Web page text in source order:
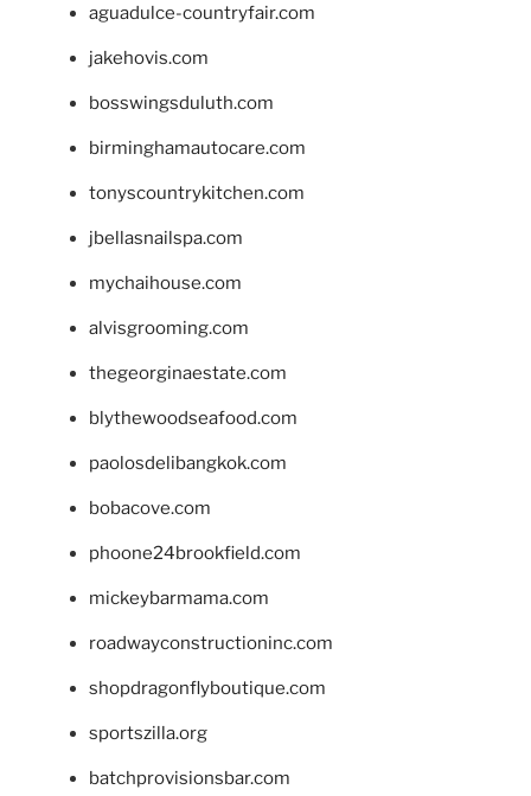
aguadulce-countryfair.com
jakehovis.com
bosswingsduluth.com
birminghamautocare.com
tonyscountrykitchen.com
jbellasnailspa.com
mychaihouse.com
alvisgrooming.com
thegeorginaestate.com
blythewoodseafood.com
paolosdelibangkok.com
bobacove.com
phoone24brookfield.com
mickeybarmama.com
roadwayconstructioninc.com
shopdragonflyboutique.com
sportszilla.org
batchprovisionsbar.com